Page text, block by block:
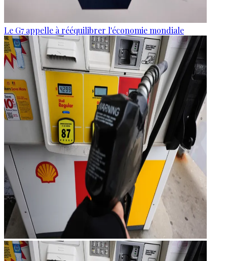
Le G7 appelle à rééquilibrer l'économie mondiale